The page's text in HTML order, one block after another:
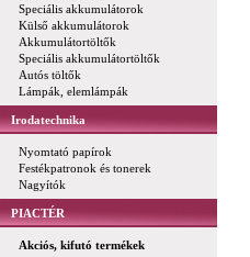
Speciális akkumulátorok
Külső akkumulátorok
Akkumulátortöltők
Speciális akkumulátortöltők
Autós töltők
Lámpák, elemlámpák
Irodatechnika
Nyomtató papírok
Festékpatronok és tonerek
Nagyítók
PIACTÉR
Akciós, kifutó termékek